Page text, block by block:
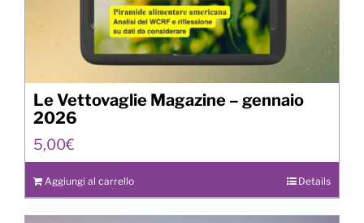
Le Vettovaglie Magazine – gennaio
2026
5,00€
Aggiungi al carrello Details